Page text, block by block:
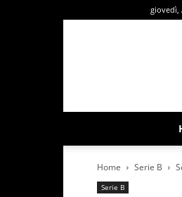
giovedì,
Home Serie B
Serie B